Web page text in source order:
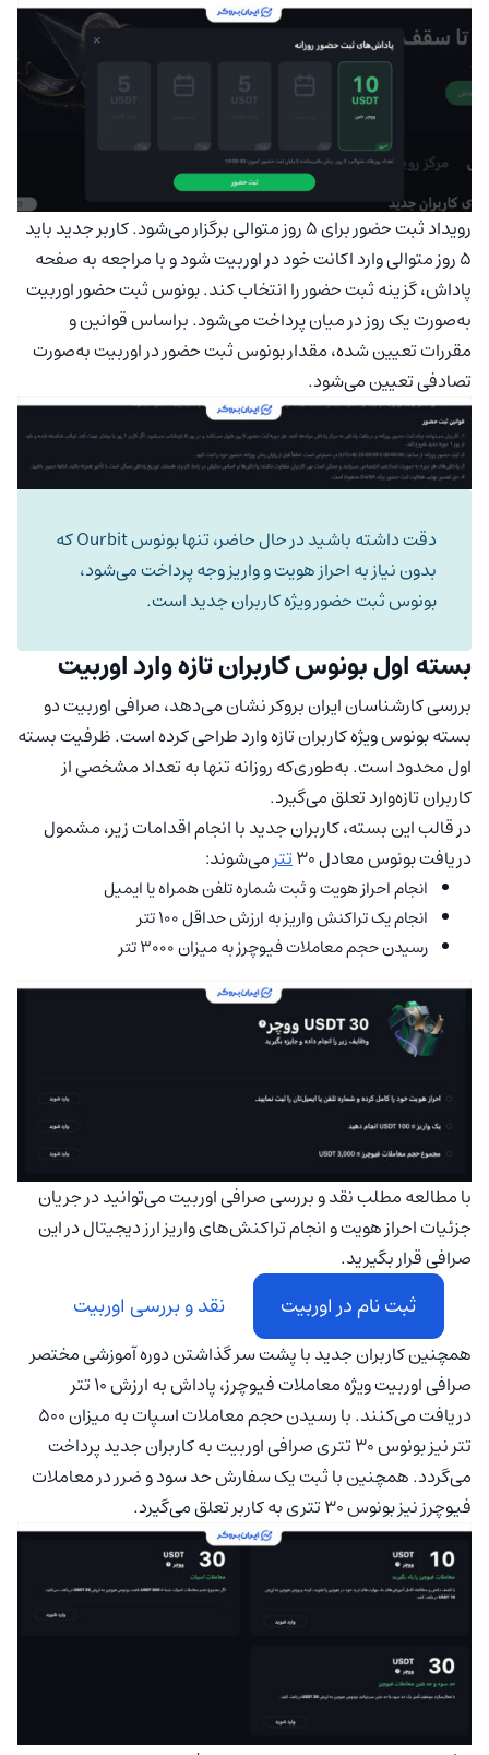
رویداد ثبت حضور برای 5 روز متوالی برگزار می‌شود. کاربر جدید باید
5 روز متوالی وارد اکانت خود در اوربیت شود و با مراجعه به صفحه
پاداش، گزینه ثبت حضور را انتخاب کند. بونوس ثبت حضور اوربیت
به‌صورت یک روز در میان پرداخت می‌شود. براساس قوانین و
مقررات تعیین شده، مقدار بونوس ثبت حضور در اوربیت به‌صورت
تصادفی تعیین می‌شود.
دقت داشته باشید در حال حاضر، تنها بونوس Ourbit که
بدون نیاز به احراز هویت و واریز وجه پرداخت می‌شود،
بونوس ثبت حضور ویژه کاربران جدید است.
بسته اول بونوس کاربران تازه وارد اوربیت
بررسی کارشناسان ایران بروکر نشان می‌دهد، صرافی اوربیت دو
بسته بونوس ویژه کاربران تازه وارد طراحی کرده است. ظرفیت بسته
اول محدود است. به‌طوری‌که روزانه تنها به تعداد مشخصی از
کاربران تازه‌وارد تعلق می‌گیرد.
در قالب این بسته، کاربران جدید با انجام اقدامات زیر، مشمول
دریافت بونوس معادل 30
تترمی‌شوند:
انجام احراز هویت و ثبت شماره تلفن همراه یا ایمیل
انجام یک تراکنش واریز به ارزش حداقل 100 تتر
رسیدن حجم معاملات فیوچرز به میزان 3000 تتر
با مطالعه مطلب نقد و بررسی صرافی اوربیت می‌توانید در جریان
جزئیات احراز هویت و انجام تراکنش‌های واریز ارز دیجیتال در این
صرافی قرار بگیرید.
ثبت نام در اوربیت نقد و بررسی اوربیت
همچنین کاربران جدید با پشت سر گذاشتن دوره آموزشی مختصر
صرافی اوربیت ویژه معاملات فیوچرز، پاداش به ارزش 10 تتر
دریافت می‌کنند. با رسیدن حجم معاملات اسپات به میزان 500
تتر نیز بونوس 30 تتری صرافی اوربیت به کاربران جدید پرداخت
می‌گردد. همچنین با ثبت یک سفارش حد سود و ضرر در معاملات
فیوچرز نیز بونوس 30 تتری به کاربر تعلق می‌گیرد.